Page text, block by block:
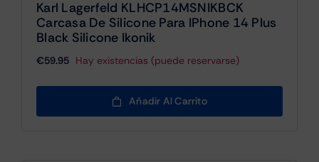
Karl Lagerfeld KLHCP14MSNIKBCK
Carcasa De Silicone Para IPhone 14 Plus
Black Silicone Ikonik
€59.95 Hay existencias (puede reservarse)
Añadir Al Carrito